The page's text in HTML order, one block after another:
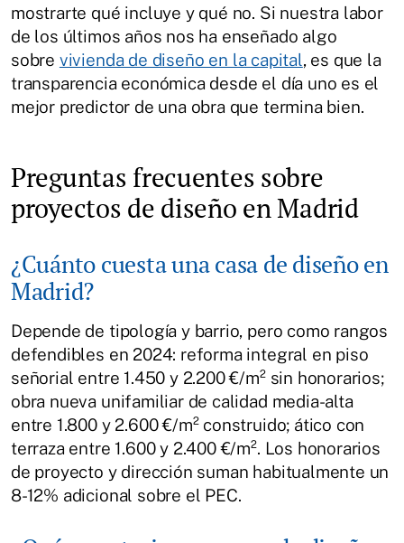
mostrarte qué incluye y qué no. Si nuestra labor
de los últimos años nos ha enseñado algo
sobre vivienda de diseño en la capital, es que la
transparencia económica desde el día uno es el
mejor predictor de una obra que termina bien.
Preguntas frecuentes sobre
proyectos de diseño en Madrid
¿Cuánto cuesta una casa de diseño en
Madrid?
Depende de tipología y barrio, pero como rangos
defendibles en 2024: reforma integral en piso
señorial entre 1.450 y 2.200 €/m² sin honorarios;
obra nueva unifamiliar de calidad media-alta
entre 1.800 y 2.600 €/m² construido; ático con
terraza entre 1.600 y 2.400 €/m². Los honorarios
de proyecto y dirección suman habitualmente un
8-12% adicional sobre el PEC.